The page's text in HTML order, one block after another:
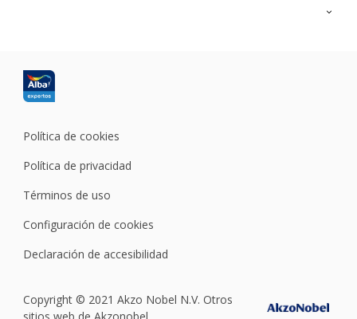
Política de cookies
Política de privacidad
Términos de uso
Configuración de cookies
Declaración de accesibilidad
Copyright © 2021 Akzo Nobel N.V. Otros
sitios web de Akzonobel